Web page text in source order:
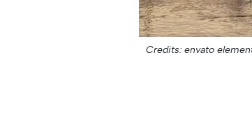
Credits: envato